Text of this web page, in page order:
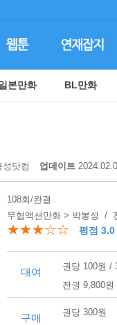
본만화 BL만화
닷컴 업데이트
108회/완결
무협액션만화 > 박봉성 /
★★★☆☆ 평점 3.0
대여
권당 100원 /
전권 9,800
구매
권당 300원